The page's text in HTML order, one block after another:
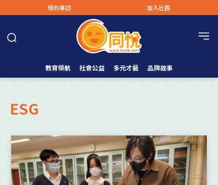
預約專訪 加入社群
教育領航 社會公益 多元才藝 品牌故事
ESG